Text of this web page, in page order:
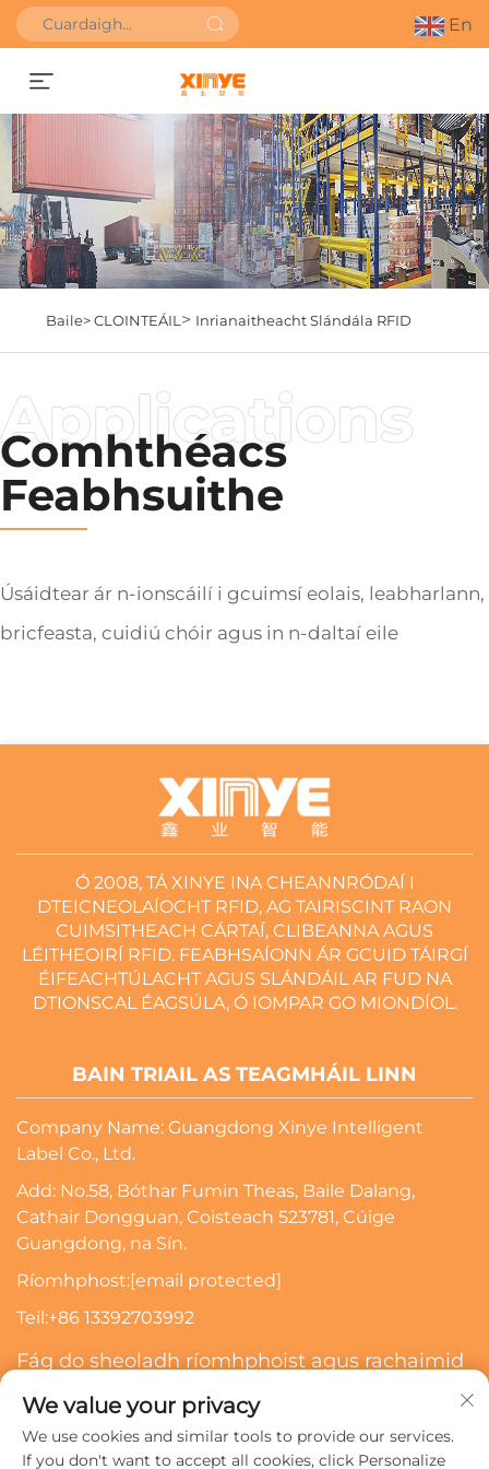
En
Faigh Uathbhreithniú
Baile>CLOINTEÁIL > Inrianaitheacht Slándála RFID
Comhthéacs
Feabhsuithe
Úsáidtear ár n-ionscáilí i gcuimsí eolais, leabharlann,
bricfeasta, cuidiú chóir agus in n-daltaí eile
Ó 2008, TÁ XINYE INA CHEANNRÓDAÍ I
DTEICNEOLAÍOCHT RFID, AG TAIRISCINT RAON
CUIMSITHEACH CÁRTAÍ, CLIBEANNA AGUS
LÉITHEOIRÍ RFID. FEABHSAÍONN ÁR GCUID TÁIRGÍ
ÉIFEACHTÚLACHT AGUS SLÁNDÁIL AR FUD NA
DTIONSCAL ÉAGSÚLA, Ó IOMPAR GO MIONDÍOL.
BAIN TRIAIL AS TEAGMHÁIL LINN
Company Name: Guangdong Xinye Intelligent
Label Co., Ltd.
Add: No.58, Bóthar Fumin Theas, Baile Dalang,
Cathair Dongguan, Coisteach 523781, Cúige
Guangdong, na Sín.
Ríomhphost:[email protected]
Teil:+86 13392703992
Fág do sheoladh ríomhphoist agus rachaimid
Scriosadh
We value your privacy
We use cookies and similar tools to provide our services.
If you don't want to accept all cookies, click Personalize